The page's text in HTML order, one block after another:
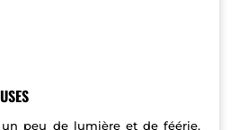
peu de lumière et de féérie,